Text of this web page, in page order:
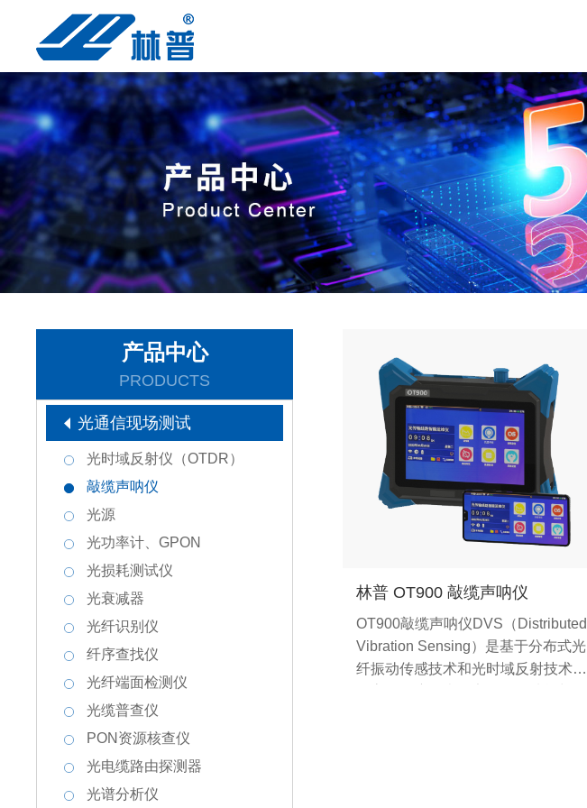
产品中心
PRODUCTS
光通信现场测试
光时域反射仪（OTDR）
敲缆声呐仪
光源
光功率计、GPON
光损耗测试仪
光衰减器
光纤识别仪
纤序查找仪
光纤端面检测仪
光缆普查仪
PON资源核查仪
光电缆路由探测器
光谱分析仪
林普 OT900 敲缆声呐仪
OT900敲缆声呐仪DVS（Distributed
Vibration Sensing）是基于分布式光
纤振动传感技术和光时域反射技术，